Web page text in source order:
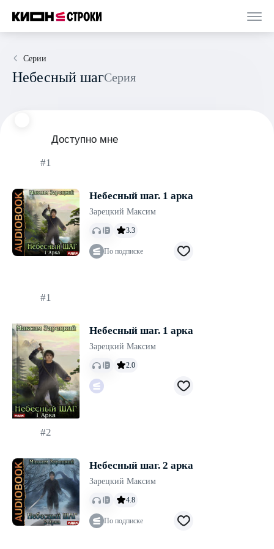
Серии
Небесный шаг Серия
Доступно мне
#1
Небесный шаг. 1 арка
Зарецкий Максим
3.3
По подписке
#1
Небесный шаг. 1 арка
Зарецкий Максим
2.0
#2
Небесный шаг. 2 арка
Зарецкий Максим
4.8
По подписке